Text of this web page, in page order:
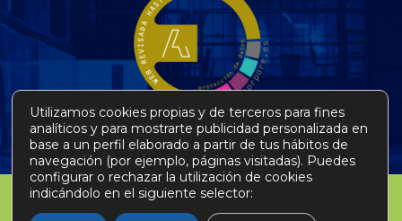
Utilizamos cookies propias y de terceros para fines
analíticos y para mostrarte publicidad personalizada en
base a un perfil elaborado a partir de tus hábitos de
navegación (por ejemplo, páginas visitadas). Puedes
configurar o rechazar la utilización de cookies
indicándolo en el siguiente selector: